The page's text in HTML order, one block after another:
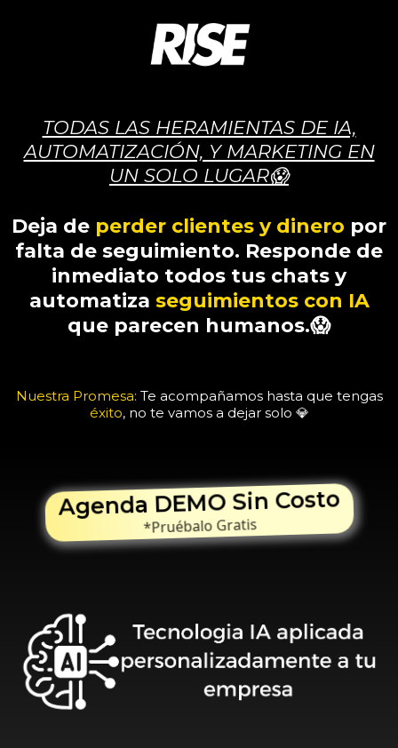
TODAS LAS HERAMIENTAS DE IA,
AUTOMATIZACIÓN, Y MARKETING EN
UN SOLO LUGAR😱
Deja de perder clientes y dinero por
falta de seguimiento. Responde de
inmediato todos tus chats y
automatiza seguimientos con IA
que parecen humanos.😱
Nuestra Promesa: Te acompañamos hasta que tengas
éxito, no te vamos a dejar solo 💎
Agenda DEMO Sin Costo
*Pruébalo Gratis